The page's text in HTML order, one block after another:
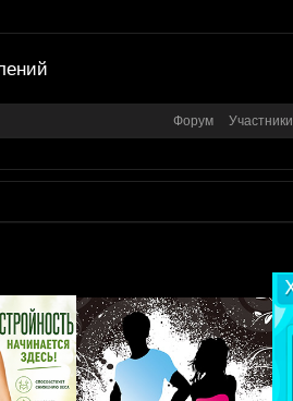
Форум Участники